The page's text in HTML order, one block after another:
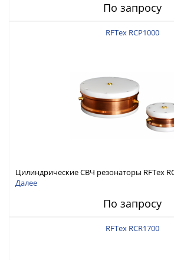
По запросу
RFTex RCP1000
Цилиндрические СВЧ резонаторы RFTex
Далее
По запросу
RFTex RCR1700